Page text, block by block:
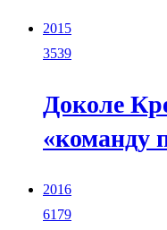
2015
3539
Доколе
«команду
2016
6179